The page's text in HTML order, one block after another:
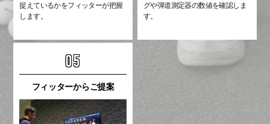
捉えているかをフィッターが把握
します。
グや弾道測定器の数値を確認しま
す。
05
フィッターからご提案